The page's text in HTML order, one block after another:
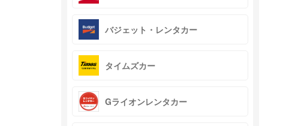
バジェット・レンタカー
タイムズカー
Gライオンレンタカー